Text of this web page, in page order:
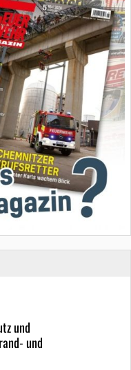
und
und